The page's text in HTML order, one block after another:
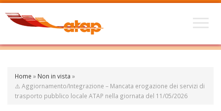
Home » Non in vista »
⚠️ Aggiornamento/Integrazione – Mancata erogazione dei servizi di
trasporto pubblico locale ATAP nella giornata del 11/05/2026